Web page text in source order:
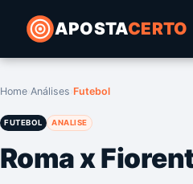
APOSTACERTO
Home Análises Futebol
FUTEBOL ANALISE
Roma x